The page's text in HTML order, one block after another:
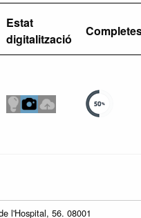
Estat
digitalització
l'Hospital, 56. 08001